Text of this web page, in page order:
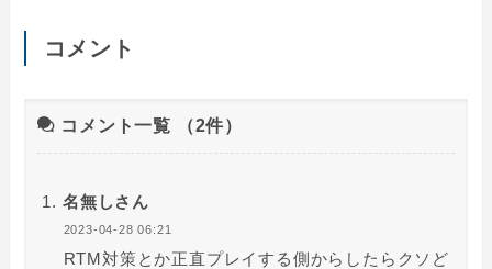
コメント
コメント一覧 （2件）
名無しさん
2023-04-28 06:21
RTM対策とか正直プレイする側からしたらクソど